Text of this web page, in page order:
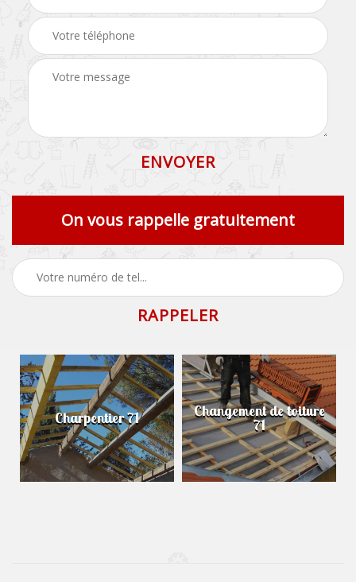
On vous rappelle gratuitement
Charpentier 71 Changement de toiture
71